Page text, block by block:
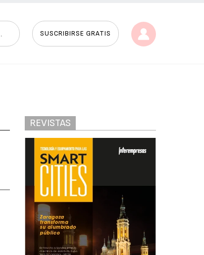
SUSCRIBIRSE GRATIS
REVISTAS